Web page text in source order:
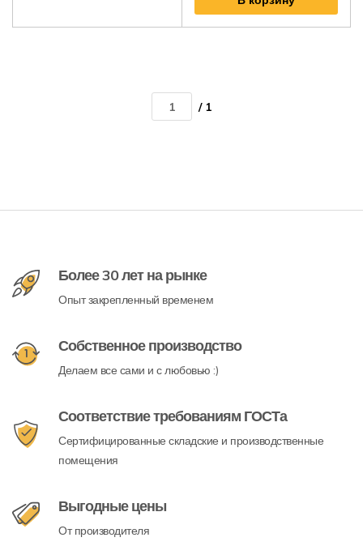
/ 1
Более 30 лет на рынке
Опыт закрепленный временем
Собственное производство
Делаем все сами и с любовью :)
Соответствие требованиям ГОСТа
Сертифицированные складские и производственные
помещения
Выгодные цены
От производителя